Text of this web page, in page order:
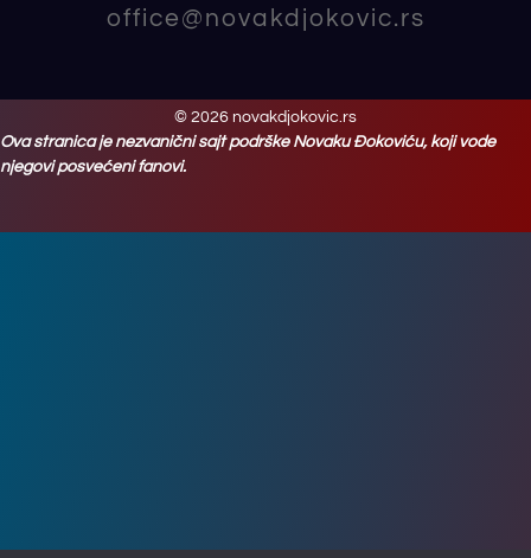
office@novakdjokovic.rs
© 2026 novakdjokovic.rs
Ova stranica je nezvanični sajt podrške Novaku Đokoviću, koji vode
njegovi posvećeni fanovi.